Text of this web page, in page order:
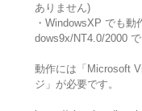
ありません)
・WindowsXP でも
dows9x/NT4.0/2000 で
動作には「Microsoft
ジ」が必要です。